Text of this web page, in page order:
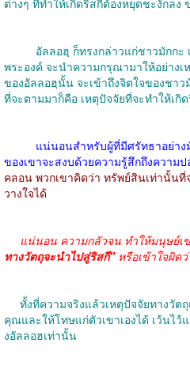
อัลลอฮฺ ก็ทรงกล่าวแก่ชาวมักกะ เ
พระองค์ จะนำความกรุณามาให้อย่าง
ของอัลลอฮฺนั้น จะเข้าถึงจิตใจของชา
ที่จะตามมาก็คือ เหตุปัจจัยที่จะทำให้เกิ
แน่นอนสำหรับผู้ที่มีศรัทธาอย่า
ของเขาจะสงบด้วยความรู้สึกถึงความ
คลอน พวกเขาคิดว่า ทรัพย์สินเท่านั้นที่
วางใจได้
แน่นอน ความกลัวจน ทำให้มนุษย์เ
ทางวัตถุจะนำไปสู่ริสกี"หรือเข้าใจผิดว่
ทั้งที่ความจริงแล้วเหตุปัจจัยทางวั
คุณและให้โทษแก่ตัวเขาเองได้ เว้นไ
งอัลลอฮเท่านั้น